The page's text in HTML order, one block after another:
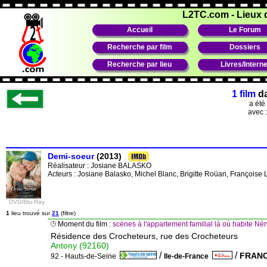
L2TC.com - Lieux
Accueil Le Forum
Recherche par film Dossiers
Recherche par lieu Livres/
1 film
a
avec
DVD/Blu-Ray
Demi-soeur(2013)
Réalisateur : Josiane BALASKO
Acteurs : Josiane Balasko, Michel Blanc, Brigitte Roüan, Françoise
1 lieu trouvé sur21 (filtre)
Moment du film : scènes à l'appartement familial là où habite
Résidence des Crocheteurs, rue des Crocheteurs
Antony (92160)
92 - Hauts-de-Seine / Ile-de-France /